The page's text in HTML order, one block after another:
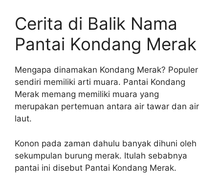
Cerita di Balik Nama
Pantai Kondang Merak
Mengapa dinamakan Kondang Merak? Populer
sendiri memiliki arti muara. Pantai Kondang
Merak memang memiliki muara yang
merupakan pertemuan antara air tawar dan air
laut.
Konon pada zaman dahulu banyak dihuni oleh
sekumpulan burung merak. Itulah sebabnya
pantai ini disebut Pantai Kondang Merak.